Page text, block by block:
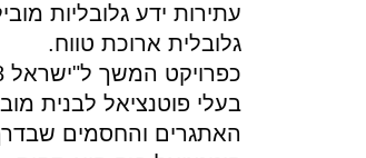
עתירות ידע גלובליות
גלובלית ארוכת טווח.
בעלי פוטנציאל לבנית
האתגרים והחסמים